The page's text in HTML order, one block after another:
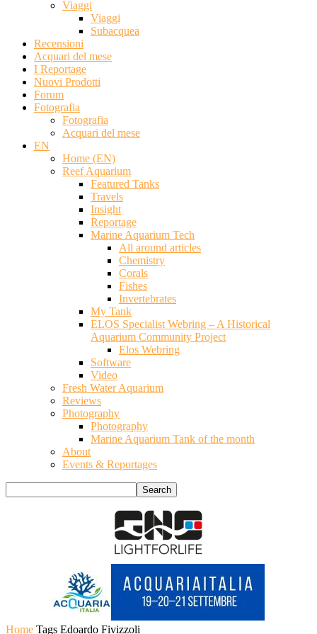
Viaggi
Viaggi
Subacquea
Recensioni
Acquari del mese
I Reportage
Nuovi Prodotti
Forum
Fotografia
Fotografia
Acquari del mese
EN
Home (EN)
Reef Aquarium
Featured Tanks
Travels
Insight
Reportage
Marine Aquarium Tech
All around articles
Chemistry
Corals
Fishes
Invertebrates
My Tank
ELOS Specialist Webring – A Historical
Aquarium Community Project
Elos Webring
Software
Video
Fresh Water Aquarium
Reviews
Photography
Photography
Marine Aquarium Tank of the month
About
Events & Reportages
Home Tags Edoardo Fivizzoli